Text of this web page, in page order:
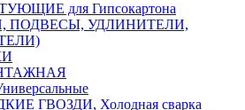
для Гипсокартона
ПОДВЕСЫ, УДЛИНИТЕЛИ,
ГВОЗДИ, Холодная сварка